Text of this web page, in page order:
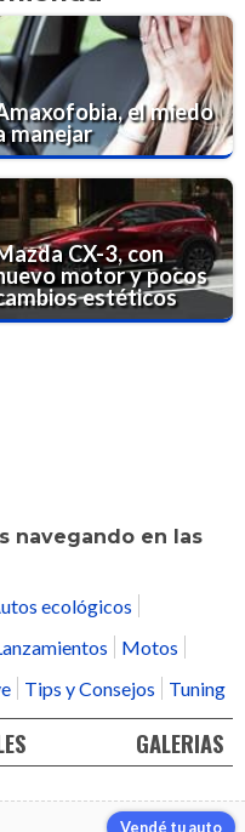
el miedo
manejar
CX-3, con
motor y pocos
estéticos
navegando en las
ecológicos
Motos
Tips y Consejos Tuning
GALERIAS
Vendé tu auto